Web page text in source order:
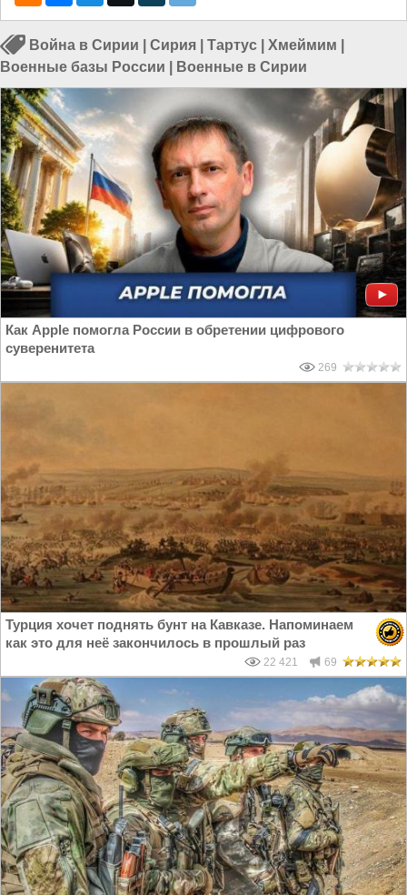
Война в Сирии Сирия Тартус Хмеймим
Военные базы России
Военные в Сирии
Как Apple помогла России в обретении цифрового
суверенитета
269
Турция хочет поднять бунт на Кавказе. Напоминаем
как это для неё закончилось в прошлый раз
22 421 69